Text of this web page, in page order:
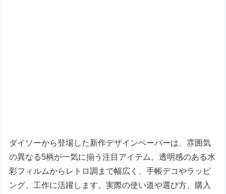
ダイソーから登場した新作デザインペーパーは、雰囲気
の異なる5柄が一気に揃う注目アイテム。透明感のある水
彩フィルムからレトロ調まで幅広く、手帳デコやラッピ
ング、工作に活躍します。実際の使い道や選び方、購入